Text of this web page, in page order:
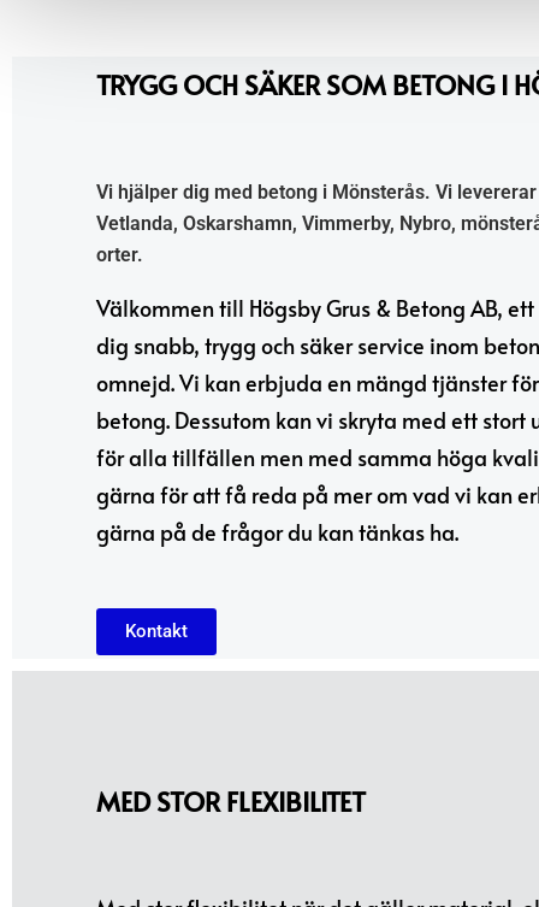
TRYGG OCH SÄKER SOM BETONG I
Vi hjälper dig med betong i Mönsterås. Vi
Vetlanda, Oskarshamn, Vimmerby, Nybro,
orter.
Välkommen till Högsby Grus & Betong AB,
dig snabb, trygg och säker service inom
omnejd. Vi kan erbjuda en mängd tjänster
betong. Dessutom kan vi skryta med ett
för alla tillfällen men med samma höga
gärna för att få reda på mer om vad vi kan
gärna på de frågor du kan tänkas ha.
Kontakt
MED STOR FLEXIBILITET